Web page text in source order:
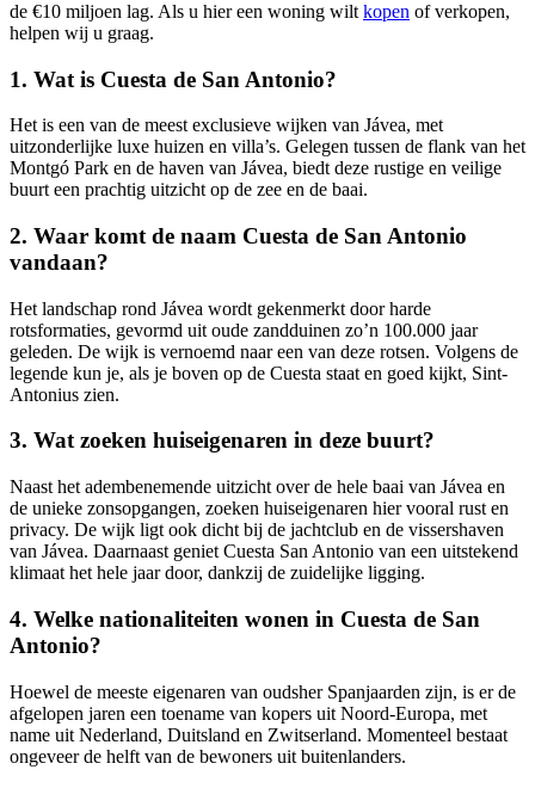
de €10 miljoen lag. Als u hier een woning wilt kopen of verkopen,
helpen wij u graag.
1. Wat is Cuesta de San Antonio?
Het is een van de meest exclusieve wijken van Jávea, met
uitzonderlijke luxe huizen en villa’s. Gelegen tussen de flank van het
Montgó Park en de haven van Jávea, biedt deze rustige en veilige
buurt een prachtig uitzicht op de zee en de baai.
2. Waar komt de naam Cuesta de San Antonio
vandaan?
Het landschap rond Jávea wordt gekenmerkt door harde
rotsformaties, gevormd uit oude zandduinen zo’n 100.000 jaar
geleden. De wijk is vernoemd naar een van deze rotsen. Volgens de
legende kun je, als je boven op de Cuesta staat en goed kijkt, Sint-
Antonius zien.
3. Wat zoeken huiseigenaren in deze buurt?
Naast het adembenemende uitzicht over de hele baai van Jávea en
de unieke zonsopgangen, zoeken huiseigenaren hier vooral rust en
privacy. De wijk ligt ook dicht bij de jachtclub en de vissershaven
van Jávea. Daarnaast geniet Cuesta San Antonio van een uitstekend
klimaat het hele jaar door, dankzij de zuidelijke ligging.
4. Welke nationaliteiten wonen in Cuesta de San
Antonio?
Hoewel de meeste eigenaren van oudsher Spanjaarden zijn, is er de
afgelopen jaren een toename van kopers uit Noord-Europa, met
name uit Nederland, Duitsland en Zwitserland. Momenteel bestaat
ongeveer de helft van de bewoners uit buitenlanders.